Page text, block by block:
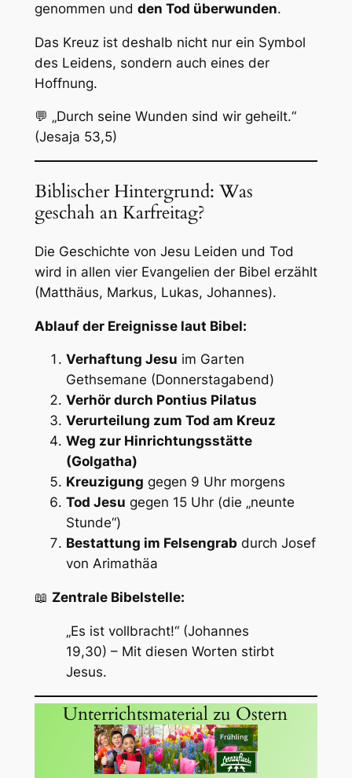
genommen und den Tod überwunden.
Das Kreuz ist deshalb nicht nur ein Symbol
des Leidens, sondern auch eines der
Hoffnung.
💬 „Durch seine Wunden sind wir geheilt.“
(Jesaja 53,5)
Biblischer Hintergrund: Was
geschah an Karfreitag?
Die Geschichte von Jesu Leiden und Tod
wird in allen vier Evangelien der Bibel erzählt
(Matthäus, Markus, Lukas, Johannes).
Ablauf der Ereignisse laut Bibel:
Verhaftung Jesu im Garten
Gethsemane (Donnerstagabend)
Verhör durch Pontius Pilatus
Verurteilung zum Tod am Kreuz
Weg zur Hinrichtungsstätte
(Golgatha)
Kreuzigung gegen 9 Uhr morgens
Tod Jesu gegen 15 Uhr (die „neunte
Stunde“)
Bestattung im Felsengrabdurch Josef
von Arimathäa
📖 Zentrale Bibelstelle:
„Es ist vollbracht!“ (Johannes
19,30) – Mit diesen Worten stirbt
Jesus.
Unterrichtsmaterial zu Ostern